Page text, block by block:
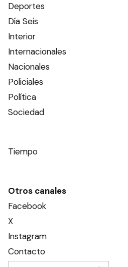
Deportes
Día Seis
Interior
Internacionales
Nacionales
Policiales
Política
Sociedad
Tiempo
Otros canales
Facebook
X
Instagram
Contacto